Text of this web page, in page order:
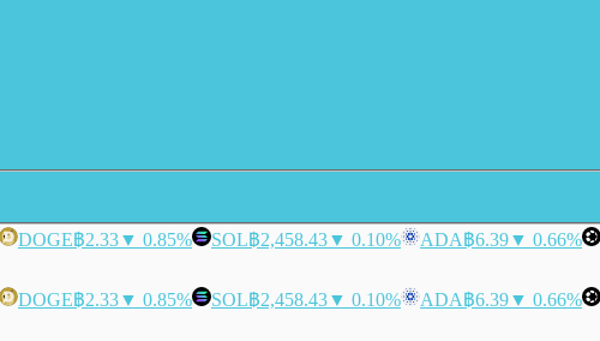
DOGE฿2.33▼ 0.85% SOL฿2,458.43▼ 0.10% ADA฿6.39▼ 0.66%
DOGE฿2.33▼ 0.85% SOL฿2,458.43▼ 0.10% ADA฿6.39▼ 0.66%